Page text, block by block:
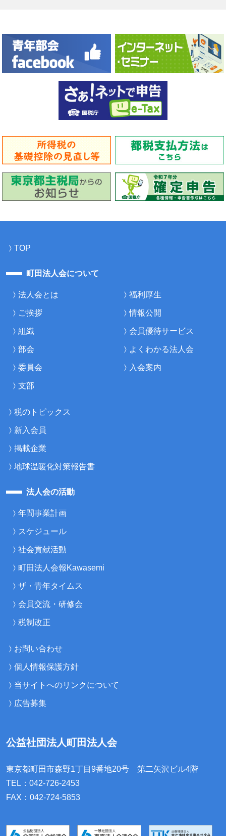
TOP
町田法人会について
法人会とは
ご挨拶
組織
部会
委員会
支部
福利厚生
情報公開
会員優待サービス
よくわかる法人会
入会案内
税のトピックス
新入会員
掲載企業
地球温暖化対策報告書
法人会の活動
年間事業計画
スケジュール
社会貢献活動
町田法人会報Kawasemi
ザ・青年タイムス
会員交流・研修会
税制改正
お問い合わせ
個人情報保護方針
当サイトへのリンクについて
広告募集
公益社団法人町田法人会
東京都町田市森野1丁目9番地20号 第二矢沢ビル4階
TEL：042-726-2453
FAX：042-724-5853